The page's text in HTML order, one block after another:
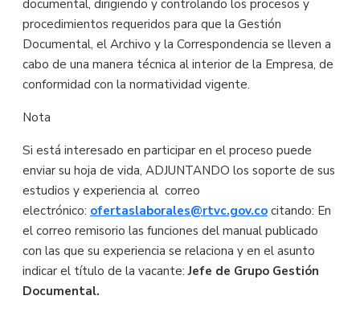
documental, dirigiendo y controlando los procesos y
procedimientos requeridos para que la Gestión
Documental, el Archivo y la Correspondencia se lleven a
cabo de una manera técnica al interior de la Empresa, de
conformidad con la normatividad vigente.
Nota
Si está interesado en participar en el proceso puede
enviar su hoja de vida, ADJUNTANDO los soporte de sus
estudios y experiencia al correo
electrónico: ofertaslaborales@rtvc.gov.co citando: En
el correo remisorio las funciones del manual publicado
con las que su experiencia se relaciona y en el asunto
indicar el título de la vacante:Jefe de Grupo Gestión
Documental.